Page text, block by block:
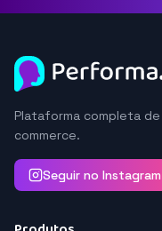
Plataforma completa
commerce.
Seguir no Instagram